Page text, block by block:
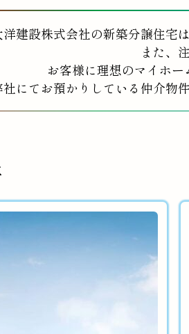
洋建設株式会社の新築分譲住宅
また、
お客様に理想のマイホ
社にてお預かりしている仲介物